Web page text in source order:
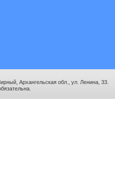
Архангельская обл., ул. Ленина, 33.